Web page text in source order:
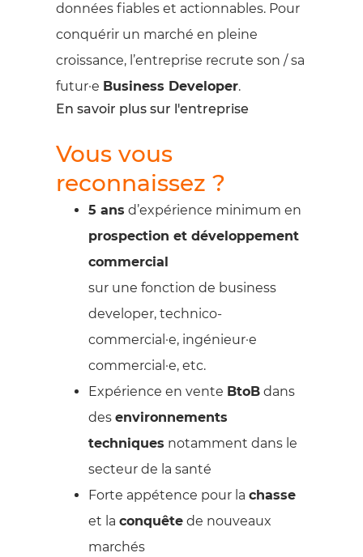
données fiables et actionnables. Pour
conquérir un marché en pleine
croissance, l’entreprise recrute son / sa
futur·e Business Developer.
En savoir plus sur l'entreprise
Vous vous
reconnaissez ?
5 ans d’expérience minimum en
prospection et développement
commercial
sur une fonction de business
developer, technico-
commercial·e, ingénieur·e
commercial·e, etc.
Expérience en vente BtoB dans
des environnements
techniques notamment dans le
secteur de la santé
Forte appétence pour la chasse
et la conquête de nouveaux
marchés